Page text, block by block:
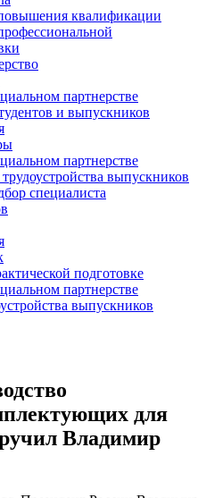
квалификации
партнерстве
и выпускников
партнерстве
выпускников
специалиста
подготовке
партнерстве
выпускников
для
Владимир